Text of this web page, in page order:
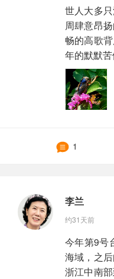
世人大多
周肆意昂
畅的高歌
年的默默苦
1
李兰
约31天前
今年第9号
海域，之
浙江中南